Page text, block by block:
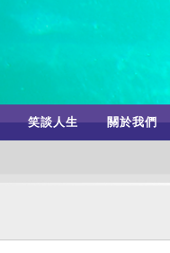
笑談人生 關於我們